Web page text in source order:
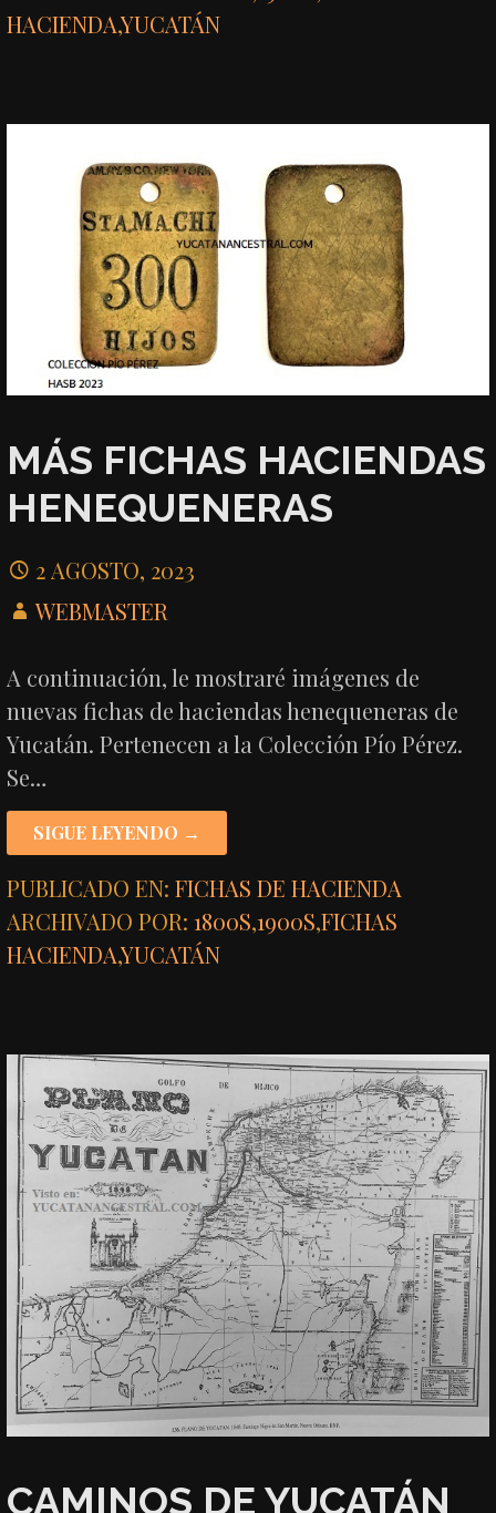
HACIENDA,YUCATÁN
MÁS FICHAS HACIENDAS
HENEQUENERAS
2 AGOSTO, 2023
WEBMASTER
A continuación, le mostraré imágenes de
nuevas fichas de haciendas henequeneras de
Yucatán. Pertenecen a la Colección Pío Pérez.
Se…
SIGUE LEYENDO →
PUBLICADO EN:FICHAS DE HACIENDA
ARCHIVADO POR:1800S,1900S,FICHAS
HACIENDA,YUCATÁN
CAMINOS DE YUCATÁN